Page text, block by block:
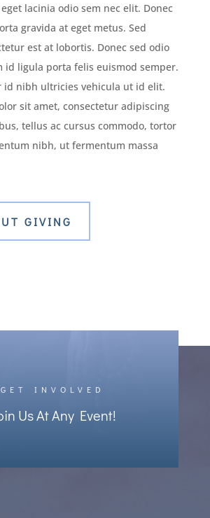
lacinia odio sem nec elit. Donec
gravida at eget metus. Sed
est at lobortis. Donec sed odio
id ligula porta felis euismod semper.
id nibh ultricies vehicula ut id elit.
sit amet, consectetur adipiscing
tellus ac cursus commodo, tortor
nibh, ut fermentum massa
GIVING
GET INVOLVED
Us At Any Event!